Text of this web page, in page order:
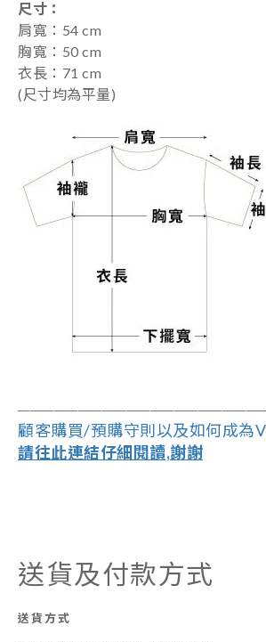
尺寸 ：
肩寬：54 cm
胸寬：50 cm
衣長：71 cm
(尺寸均為平量)
―――――――――――――――――――
顧客購買/預購守則以及如何成為
請往此連結仔細閱讀,謝謝
送貨及付款方式
送貨方式